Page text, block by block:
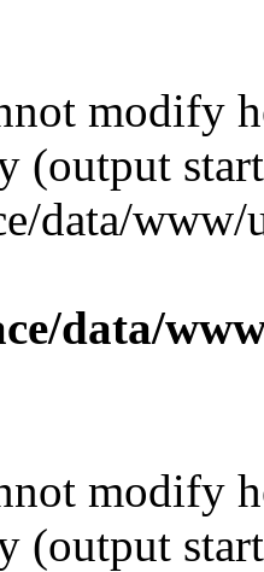
modify
(output
data/
data/
modify
(output